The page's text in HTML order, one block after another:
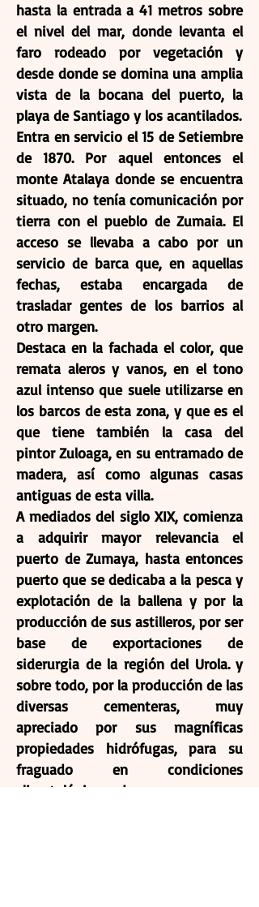
hasta la entrada a 41 metros sobre
el nivel del mar, donde levanta el
faro rodeado por vegetación y
desde donde se domina una amplia
vista de la bocana del puerto, la
playa de Santiago y los acantilados.
Entra en servicio el 15 de Setiembre
de 1870. Por aquel entonces el
monte Atalaya donde se encuentra
situado, no tenía comunicación por
tierra con el pueblo de Zumaia. El
acceso se llevaba a cabo por un
servicio de barca que, en aquellas
fechas, estaba encargada de
trasladar gentes de los barrios al
otro margen.
Destaca en la fachada el color, que
remata aleros y vanos, en el tono
azul intenso que suele utilizarse en
los barcos de esta zona, y que es el
que tiene también la casa del
pintor Zuloaga, en su entramado de
madera, así como algunas casas
antiguas de esta villa.
A mediados del siglo XIX, comienza
a adquirir mayor relevancia el
puerto de Zumaya, hasta entonces
puerto que se dedicaba a la pesca y
explotación de la ballena y por la
producción de sus astilleros, por ser
base de exportaciones de
siderurgia de la región del Urola. y
sobre todo, por la producción de las
diversas cementeras, muy
apreciado por sus magníficas
propiedades hidrófugas, para su
fraguado en condiciones
climatológicas adversas.